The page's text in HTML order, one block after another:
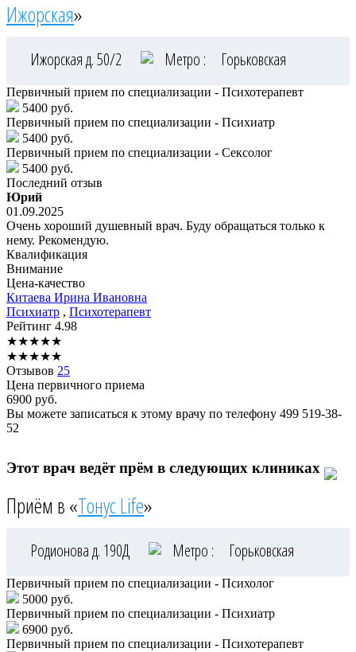
Ижорская»
Ижорская д. 50/2 Метро : Горьковская
Первичный прием по специализации - Психотерапевт
5400 руб.
Первичный прием по специализации - Психиатр
5400 руб.
Первичный прием по специализации - Сексолог
5400 руб.
Последний отзыв
Юрий
01.09.2025
Очень хороший душевный врач. Буду обращаться только к
нему. Рекомендую.
Квалификация
Внимание
Цена-качество
Китаева Ирина Ивановна
Психиатр , Психотерапевт
Рейтинг 4.98
★★★★★
★★★★★
Отзывов 25
Цена первичного приема
6900 руб.
Вы можете записаться к этому врачу по телефону 499 519-38-
52
Этот врач ведёт прём в следующих клиниках
Приём в «Тонус Life»
Родионова д. 190Д Метро : Горьковская
Первичный прием по специализации - Психолог
5000 руб.
Первичный прием по специализации - Психиатр
6900 руб.
Первичный прием по специализации - Психотерапевт